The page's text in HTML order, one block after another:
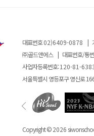
대표번호02)6409-0878 |
㈜골드앤에스 | 대표번호/통
사업자등록번호:120-81-
서울특별시 영등포구 영신로
Copyright ©2026